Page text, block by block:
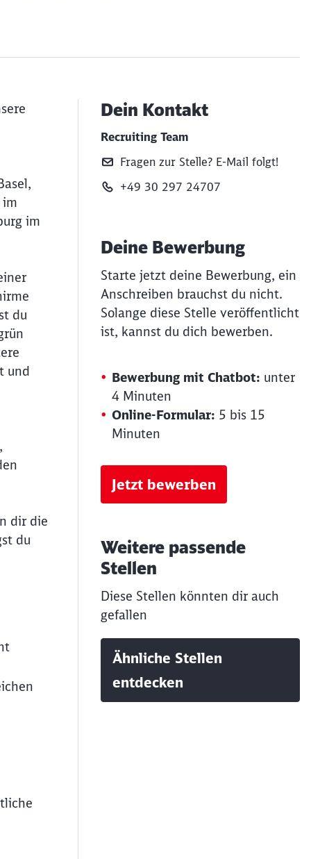
im
im
du
und
dir die
du
Dein Kontakt
Recruiting Team
Fragen zur Stelle? E‑Mail folgt!
+49 30 297 24707
Deine Bewerbung
Starte jetzt deine Bewerbung, ein
Anschreiben brauchst du nicht.
Solange diese Stelle veröffentlicht
ist, kannst du dich bewerben.
Bewerbung mit Chatbot: unter
4 Minuten
Online-Formular: 5 bis 15
Minuten
Jetzt bewerben
Weitere passende
Stellen
Diese Stellen könnten dir auch
gefallen
Ähnliche Stellen
entdecken